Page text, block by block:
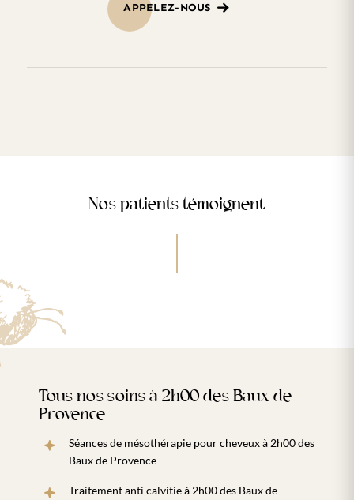
APPELEZ-NOUS
Nos patients témoignent
Tous nos soins à 2h00 des Baux de
Provence
Séances de mésothérapie pour cheveux à 2h00 des
Baux de Provence
Traitement anti calvitie à 2h00 des Baux de